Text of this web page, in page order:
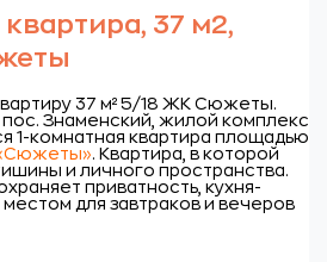
37 м2,
37 м² 5/18 ЖК Сюжеты.
пос. Знаменский, жилой комплекс
1-комнатная квартира площадью
. Квартира, в которой
и личного пространства.
приватность, кухня-
для завтраков и вечеров